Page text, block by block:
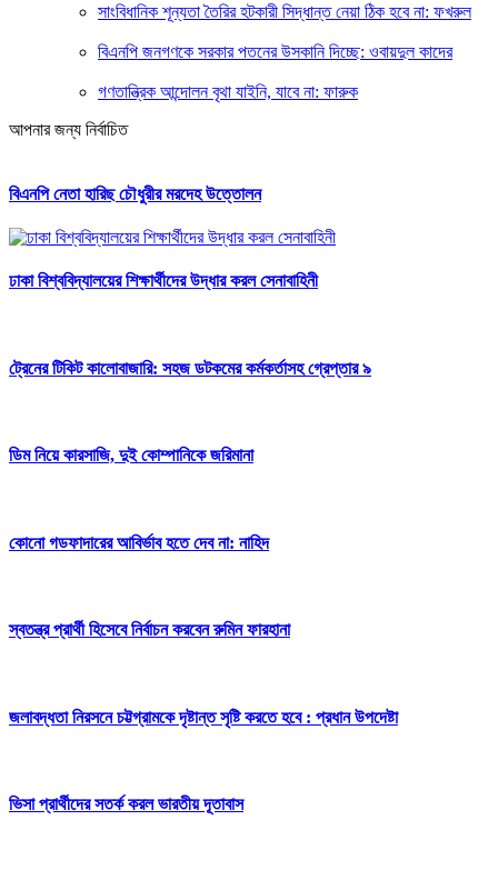
সাংবিধানিক শূন্যতা তৈরির হটকারী সিদ্ধান্ত নেয়া ঠিক হবে না: ফখরুল
বিএনপি জনগণকে সরকার পতনের উসকানি দিচ্ছে: ওবায়দুল কাদের
গণতান্ত্রিক আন্দোলন বৃথা যাইনি, যাবে না: ফারুক
আপনার জন্য নির্বাচিত
বিএনপি নেতা হারিছ চৌধুরীর মরদেহ উত্তোলন
ঢাকা বিশ্ববিদ্যালয়ের শিক্ষার্থীদের উদ্ধার করল সেনাবাহিনী
ট্রেনের টিকিট কালোবাজারি: সহজ ডটকমের কর্মকর্তাসহ গ্রেপ্তার ৯
ডিম নিয়ে কারসাজি, দুই কোম্পানিকে জরিমানা
কোনো গডফাদারের আবির্ভাব হতে দেব না: নাহিদ
স্বতন্ত্র প্রার্থী হিসেবে নির্বাচন করবেন রুমিন ফারহানা
জলাবদ্ধতা নিরসনে চট্টগ্রামকে দৃষ্টান্ত সৃষ্টি করতে হবে : প্রধান উপদেষ্টা
ভিসা প্রার্থীদের সতর্ক করল ভারতীয় দূতাবাস